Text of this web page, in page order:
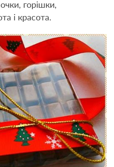
горішки,
і красота.